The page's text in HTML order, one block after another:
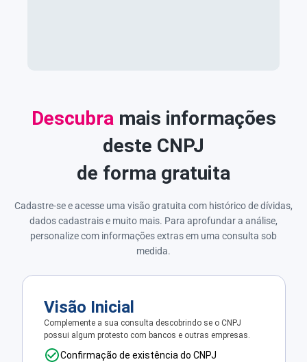
Descubramais informações
deste CNPJ
de forma gratuita
Cadastre-se e acesse uma visão gratuita com histórico de dívidas,
dados cadastrais e muito mais. Para aprofundar a análise,
personalize com informações extras em uma consulta sob
medida.
Visão Inicial
Complemente a sua consulta descobrindo se o CNPJ
possui algum protesto com bancos e outras empresas.
Confirmação de existência do CNPJ